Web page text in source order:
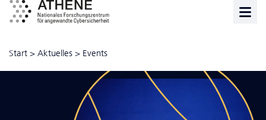
Start > Aktuelles > Events